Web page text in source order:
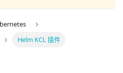
Helm KCL 插件